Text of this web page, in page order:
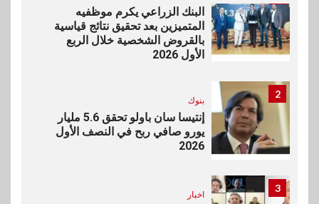
البنك الزراعي يكرم موظفيه
المتميزين بعد تحقيق نتائج قياسية
بالقروض الشخصية خلال الربع
الأول 2026
2
بنوك
إنتيسا سان باولو تحقق 5.6 مليار
يورو صافي ربح في النصف الأول
2026
3
اخبار